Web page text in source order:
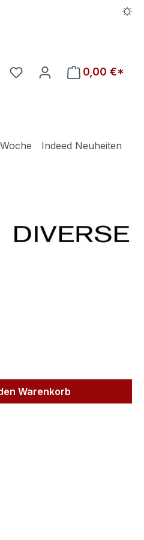
Du hast 0 Produkte auf
0,00 €*
Indeed Neuheiten
Wert
Warenkorb